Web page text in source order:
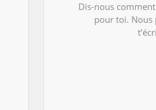
Dis-nous
pour toi. Nous